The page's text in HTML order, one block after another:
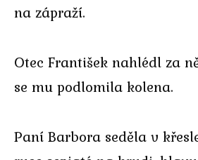
na zápraží.
Otec František nahlédl za
se mu podlomila kolena.
Paní Barbora seděla v